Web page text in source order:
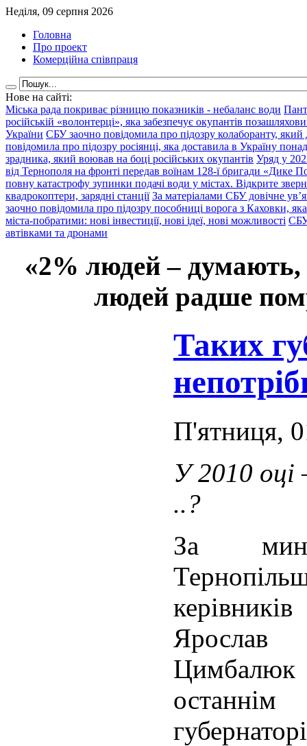
Неділя, 09 серпня 2026
Головна
Про проект
Комерційна співпраця
Нове на сайті:
Міська рада покриває різницю показників - небаланс води
російській «волонтерці», яка забезпечує окупантів
України СБУ заочно повідомила про підозру колаборанту,
повідомила про підозру росіянці, яка доставила в Україну
зрадника, який воював на боці російських окупантів Уряд у
від Тернополя на фронті передав воїнам 128-ї бригади «Дике
повну катастрофу зупинки подачі води у містах. Відкрите
квадрокоптери, зарядні станції За матеріалами СБУ довічне
заочно повідомила про підозру пособниці ворога з Каховки,
міста-побратими: нові інвестиції, нові ідеї, нові можливості СБУ
автівками та дронами
«2% людей –
людей радше
Таких
П'ятниця,
У 2010 оці
..?
За